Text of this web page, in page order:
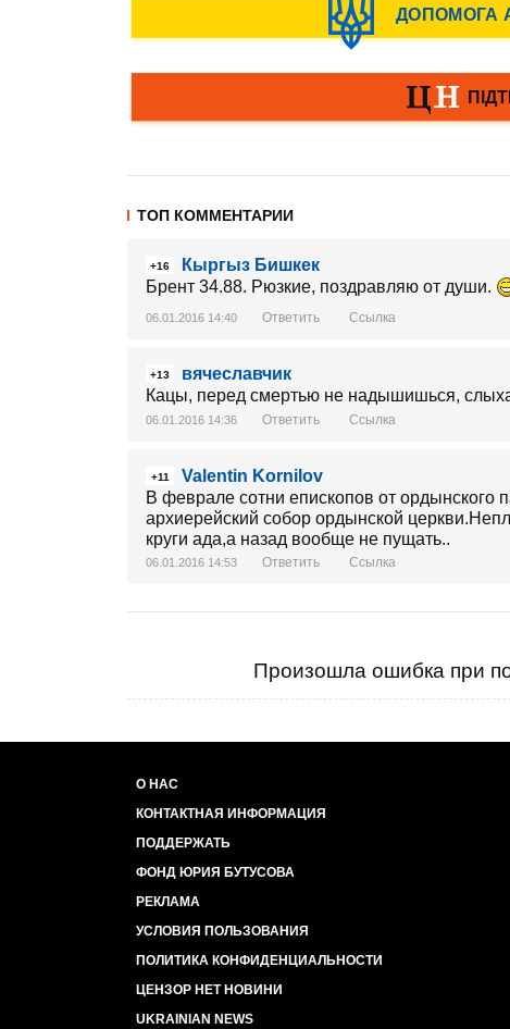
ТОП КОММЕНТАРИИ
+16
Кыргыз Бишкек
Брент 34.88. Рюзкие, поздравляю от души.
06.01.2016 14:40 Ответить Ссылка
+13
вячеславчик
Кацы, перед смертью не надышишься,
06.01.2016 14:36 Ответить Ссылка
+11
Valentin Kornilov
В феврале сотни епископов от ордынского
архиерейский собор ордынской
круги ада,а назад вообще не пущать..
06.01.2016 14:53 Ответить Ссылка
Произошла ошибка при
О НАС
КОНТАКТНАЯ ИНФОРМАЦИЯ
ПОДДЕРЖАТЬ
ФОНД ЮРИЯ БУТУСОВА
РЕКЛАМА
УСЛОВИЯ ПОЛЬЗОВАНИЯ
ПОЛИТИКА КОНФИДЕНЦИАЛЬНОСТИ
ЦЕНЗОР НЕТ НОВИНИ
UKRAINIAN NEWS